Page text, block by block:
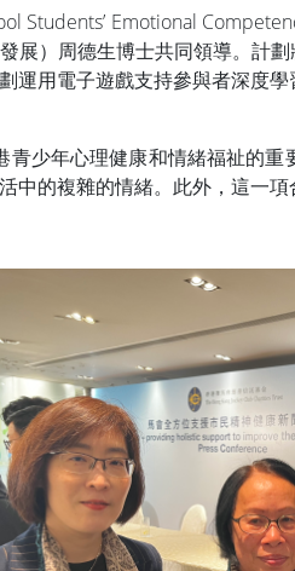
Students’ Emotional
展）周德生博士共同領導。計
運用電子遊戲支持參與者深度
少年心理健康和情緒福祉的
中的複雜的情緒。此外，這一